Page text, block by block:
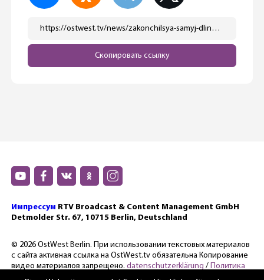
https://ostwest.tv/news/zakonchilsya-samyj-dlinnyj-blekaut-v-poslevoennoj-istorii-berlina/
Скопировать ссылку
Импрессум RTV Broadcast & Content Management GmbH
Detmolder Str. 67, 10715 Berlin, Deutschland
© 2026 OstWest Berlin. При использовании текстовых материалов
с сайта активная ссылка на OstWest.tv обязательна Копирование
видео материалов запрещено. datenschutzerklärung / Политика